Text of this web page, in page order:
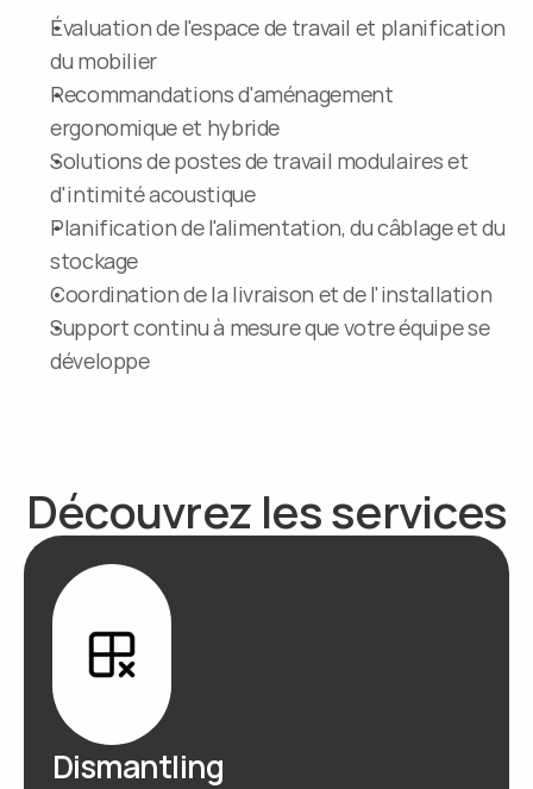
Évaluation de l'espace de travail et planification
du mobilier
Recommandations d'aménagement
ergonomique et hybride
Solutions de postes de travail modulaires et
d'intimité acoustique
Planification de l'alimentation, du câblage et du
stockage
Coordination de la livraison et de l'installation
Support continu à mesure que votre équipe se
développe
Découvrez les services
Dismantling